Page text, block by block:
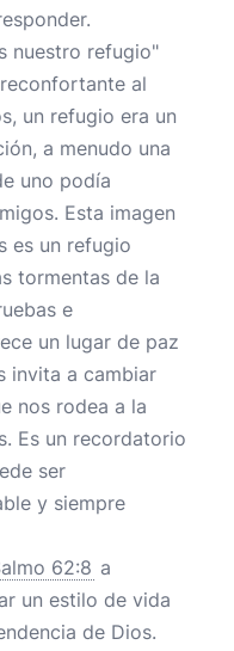
nuestro refugio"
al
un refugio era un
a menudo una
uno podía
Esta imagen
es un refugio
tormentas de la
e
un lugar de paz
invita a cambiar
nos rodea a la
Es un recordatorio
ser
y siempre
62:8 a
un estilo de vida
de Dios.